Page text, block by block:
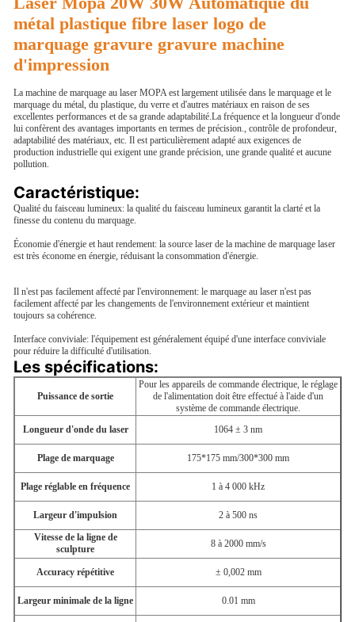
métal plastique fibre laser logo de
marquage gravure gravure machine
d'impression
La machine de marquage au laser MOPA est largement utilisée dans le marquage et le
marquage du métal, du plastique, du verre et d'autres matériaux en raison de ses
excellentes performances et de sa grande adaptabilité.La fréquence et la longueur d'onde
lui confèrent des avantages importants en termes de précision., contrôle de profondeur,
adaptabilité des matériaux, etc. Il est particulièrement adapté aux exigences de
production industrielle qui exigent une grande précision, une grande qualité et aucune
pollution.
Caractéristique:
Qualité du faisceau lumineux: la qualité du faisceau lumineux garantit la clarté et la
finesse du contenu du marquage.
Économie d'énergie et haut rendement: la source laser de la machine de marquage laser
est très économe en énergie, réduisant la consommation d'énergie.
Il n'est pas facilement affecté par l'environnement: le marquage au laser n'est pas
facilement affecté par les changements de l'environnement extérieur et maintient
toujours sa cohérence.
Interface conviviale: l'équipement est généralement équipé d'une interface conviviale
pour réduire la difficulté d'utilisation.
Les spécifications:
Puissance de sortie
Pour les appareils de commande électrique, le réglage
de l'alimentation doit être effectué à l'aide d'un
système de commande électrique.
Longueur d'onde du laser
1064 ± 3 nm
Plage de marquage 175*175 mm/300*300 mm
Plage réglable en fréquence 1 à 4 000 kHz
Largeur d'impulsion
2 à 500 ns
Vitesse de la ligne de
sculpture
8 à 2000 mm/s
Accuracy répétitive ± 0,002 mm
Largeur minimale de la ligne 0.01 mm